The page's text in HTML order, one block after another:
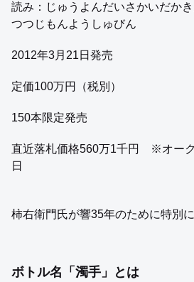
読み：じゅうよんだいさかいだか
つつじもんようしゅびん
2012年3月21日発売
定価100万円（税別）
150本限定発売
直近落札価格560万1千円 ※オー
日
柿右衛門氏が響35年のために特別
ボトル名「濁手」とは